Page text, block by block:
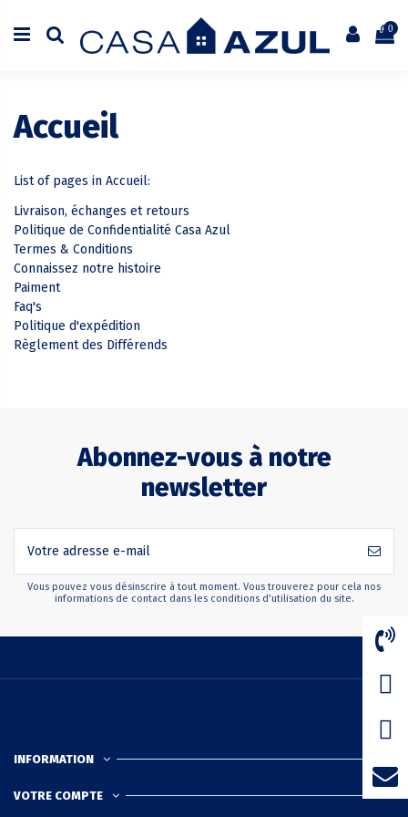
0
Accueil
List of pages in Accueil:
Livraison, échanges et retours
Politique de Confidentialité Casa Azul
Termes & Conditions
Connaissez notre histoire
Paiment
Faq's
Politique d'expédition
Règlement des Différends
Abonnez-vous à notre
newsletter
Vous pouvez vous désinscrire à tout moment. Vous trouverez pour cela nos
informations de contact dans les conditions d'utilisation du site.
INFORMATION
VOTRE COMPTE